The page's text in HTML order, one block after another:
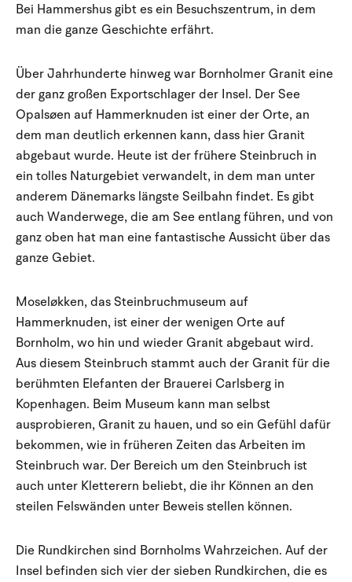
Bei Hammershus gibt es ein Besuchszentrum, in dem
man die ganze Geschichte erfährt.
Über Jahrhunderte hinweg war Bornholmer Granit eine
der ganz großen Exportschlager der Insel. Der See
Opalsøen auf Hammerknuden ist einer der Orte, an
dem man deutlich erkennen kann, dass hier Granit
abgebaut wurde. Heute ist der frühere Steinbruch in
ein tolles Naturgebiet verwandelt, in dem man unter
anderem Dänemarks längste Seilbahn findet. Es gibt
auch Wanderwege, die am See entlang führen, und von
ganz oben hat man eine fantastische Aussicht über das
ganze Gebiet.
Moseløkken, das Steinbruchmuseum auf
Hammerknuden, ist einer der wenigen Orte auf
Bornholm, wo hin und wieder Granit abgebaut wird.
Aus diesem Steinbruch stammt auch der Granit für die
berühmten Elefanten der Brauerei Carlsberg in
Kopenhagen. Beim Museum kann man selbst
ausprobieren, Granit zu hauen, und so ein Gefühl dafür
bekommen, wie in früheren Zeiten das Arbeiten im
Steinbruch war. Der Bereich um den Steinbruch ist
auch unter Kletterern beliebt, die ihr Können an den
steilen Felswänden unter Beweis stellen können.
Die Rundkirchen sind Bornholms Wahrzeichen. Auf der
Insel befinden sich vier der sieben Rundkirchen, die es